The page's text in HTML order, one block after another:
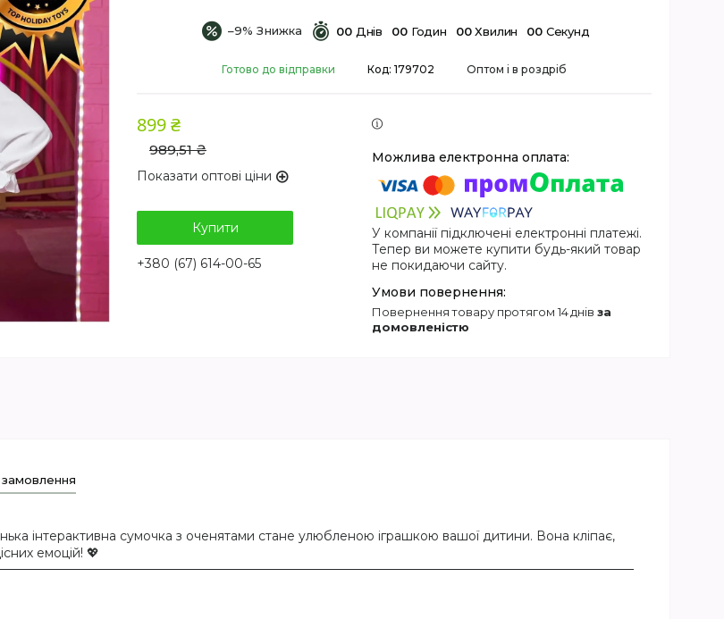
–9% 00 Днів 00 Годин 00 Хвилин 00 Секунд
Готово до відправки Оптом і в роздріб
Код: 179702
989,51 ₴
899 ₴
Показати оптові ціни
Купити
+380 (67) 614-00-65
У компанії підключені електронні платежі.
Тепер ви можете купити будь-який товар
не покидаючи сайту.
повернення товару протягом 14 днів за
домовленістю
інтерактивна сумочка з оченятами стане улюбленою іграшкою вашої дитини. Вона кліпає,
емоцій! 💖